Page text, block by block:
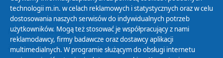
Polityka Prywatności
Zasady korzystania z Serwisu
technologii m.in. w celach reklamowych i statystycznych oraz w celu
dostosowania naszych serwisów do indywidualnych potrzeb
użytkowników. Mogą też stosować je współpracujący z nami
reklamodawcy, firmy badawcze oraz dostawcy aplikacji
multimedialnych. W programie służącym do obsługi internetu